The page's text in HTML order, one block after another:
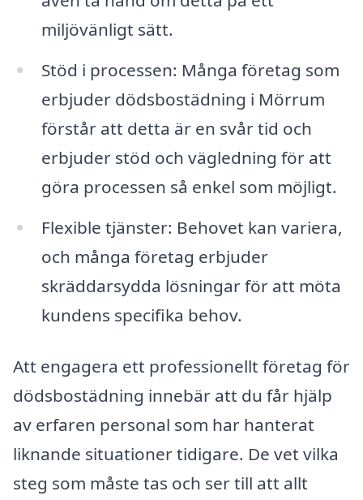
miljövänligt sätt.
Stöd i processen: Många företag som
erbjuder dödsbostädning i Mörrum
förstår att detta är en svår tid och
erbjuder stöd och vägledning för att
göra processen så enkel som möjligt.
Flexible tjänster: Behovet kan variera,
och många företag erbjuder
skräddarsydda lösningar för att möta
kundens specifika behov.
Att engagera ett professionellt företag för
dödsbostädning innebär att du får hjälp
av erfaren personal som har hanterat
liknande situationer tidigare. De vet vilka
steg som måste tas och ser till att allt